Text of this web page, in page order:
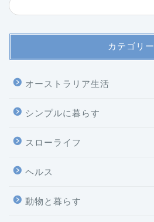
カテゴリー
オーストラリア生活
シンプルに暮らす
スローライフ
ヘルス
動物と暮らす